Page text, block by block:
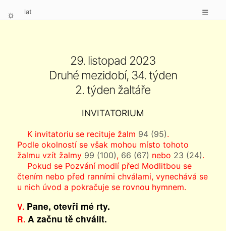
⛭ lat ☰
29. listopad 2023
Druhé mezidobí, 34. týden
2. týden žaltáře
INVITATORIUM
K invitatoriu se recituje žalm 94 (95).
Podle okolností se však mohou místo tohoto
žalmu vzít žalmy 99 (100), 66 (67) nebo 23 (24).
Pokud se Pozvání modlí před Modlitbou se
čtením nebo před ranními chválami, vynechává se
u nich úvod a pokračuje se rovnou hymnem.
V.Pane, otevři mé rty.
R.A začnu tě chválit.